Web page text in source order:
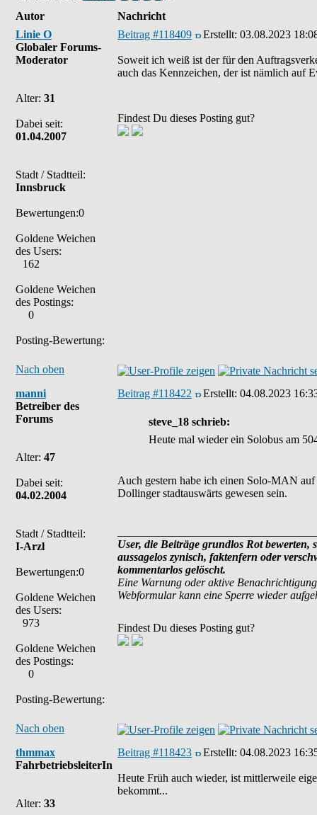
Autor
Nachricht
Linie O
Globaler Forums-
Moderator
Alter: 31
Dabei seit:
01.04.2007
Stadt / Stadtteil:
Innsbruck
Bewertungen:0
Goldene Weichen
des Users:
162
Goldene Weichen
des Postings:
0
Posting-Bewertung:
Beitrag #118409 Erstellt: 03.08.2023
Soweit ich weiß ist der für den
auch das Kennzeichen, der ist nämlich auf
Findest Du dieses Posting gut?
Nach oben
manni
Betreiber des
Forums
Alter: 47
Dabei seit:
04.02.2004
Stadt / Stadtteil:
I-Arzl
Bewertungen:0
Goldene Weichen
des Users:
973
Goldene Weichen
des Postings:
0
Posting-Bewertung:
Beitrag #118422 Erstellt: 04.08.2023
steve_18 schrieb:
Heute mal wieder ein Solobus am
Auch gestern habe ich einen Solo-MAN
Dollinger stadtauswärts gewesen sein.
User, die Beiträge grundlos Rot
aussagelos zynisch, faktenfern oder
kommentarlos gelöscht.
Eine Warnung oder aktive
Webformular kann eine Sperre wieder
Findest Du dieses Posting gut?
Nach oben
thmmax
FahrbetriebsleiterIn
Alter: 33
Beitrag #118423 Erstellt: 04.08.2023
Heute Früh auch wieder, ist mittlerweile
bekommt...